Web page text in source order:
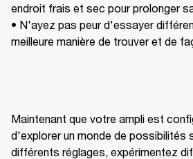
endroit frais et sec pour prolonger
• N'ayez pas peur d'essayer
meilleure manière de trouver et de
Maintenant que votre ampli est
d'explorer un monde de possibilités
différents réglages, expérimentez